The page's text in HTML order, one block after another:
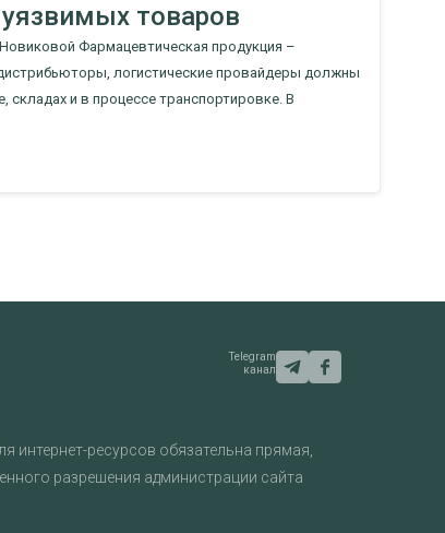
товаров
Фармацевтическая продукция –
логистические провайдеры должны
и в процессе транспортировке. В
Telegram
канал
ресурсов обязательна прямая,
разрешения администрации сайта